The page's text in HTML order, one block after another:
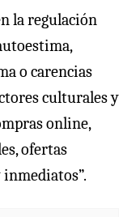
la regulación
o carencias
culturales y
online,
ofertas